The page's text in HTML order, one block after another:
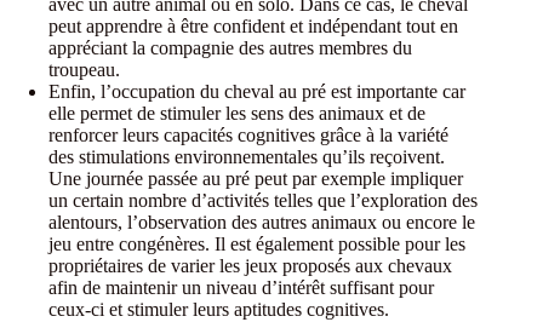
avec un autre animal ou en solo. Dans ce cas, le cheval
peut apprendre à être confident et indépendant tout en
appréciant la compagnie des autres membres du
troupeau.
Enfin, l’occupation du cheval au pré est importante car
elle permet de stimuler les sens des animaux et de
renforcer leurs capacités cognitives grâce à la variété
des stimulations environnementales qu’ils reçoivent.
Une journée passée au pré peut par exemple impliquer
un certain nombre d’activités telles que l’exploration des
alentours, l’observation des autres animaux ou encore le
jeu entre congénères. Il est également possible pour les
propriétaires de varier les jeux proposés aux chevaux
afin de maintenir un niveau d’intérêt suffisant pour
ceux-ci et stimuler leurs aptitudes cognitives.